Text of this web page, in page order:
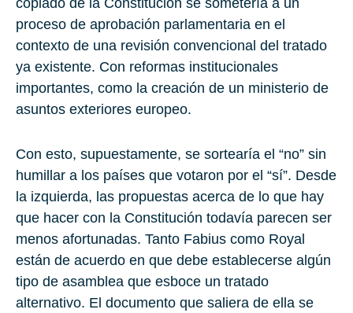
copiado de la Constitución se sometería a un
proceso de aprobación parlamentaria en el
contexto de una revisión convencional del tratado
ya existente. Con reformas institucionales
importantes, como la creación de un ministerio de
asuntos exteriores europeo.
Con esto, supuestamente, se sortearía el “no” sin
humillar a los países que votaron por el “sí”. Desde
la izquierda, las propuestas acerca de lo que hay
que hacer con la Constitución todavía parecen ser
menos afortunadas. Tanto Fabius como Royal
están de acuerdo en que debe establecerse algún
tipo de asamblea que esboce un tratado
alternativo. El documento que saliera de ella se